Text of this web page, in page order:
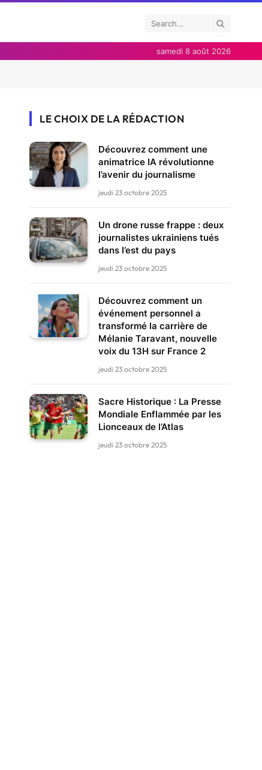
samedi 8 août 2026
LE CHOIX DE LA RÉDACTION
Découvrez comment une
animatrice IA révolutionne
l’avenir du journalisme
jeudi 23 octobre 2025
Un drone russe frappe : deux
journalistes ukrainiens tués
dans l’est du pays
jeudi 23 octobre 2025
Découvrez comment un
événement personnel a
transformé la carrière de
Mélanie Taravant, nouvelle
voix du 13H sur France 2
jeudi 23 octobre 2025
Sacre Historique : La Presse
Mondiale Enflammée par les
Lionceaux de l’Atlas
jeudi 23 octobre 2025